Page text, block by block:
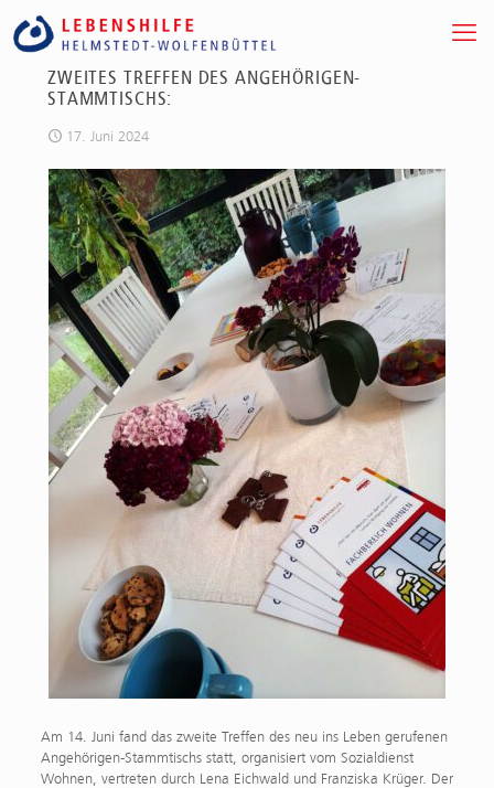
ZWEITES TREFFEN DES ANGEHÖRIGEN-
STAMMTISCHS:
17. Juni 2024
Am 14. Juni fand das zweite Treffen des neu ins Leben gerufenen
Angehörigen-Stammtischs statt, organisiert vom Sozialdienst
Wohnen, vertreten durch Lena Eichwald und Franziska Krüger. Der